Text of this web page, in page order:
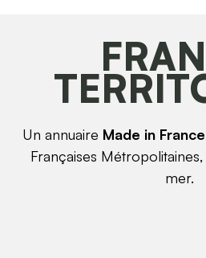
Un annuaire Made in France
Françaises
mer.